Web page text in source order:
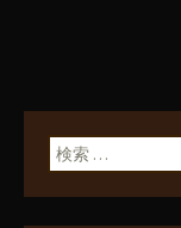
検索: